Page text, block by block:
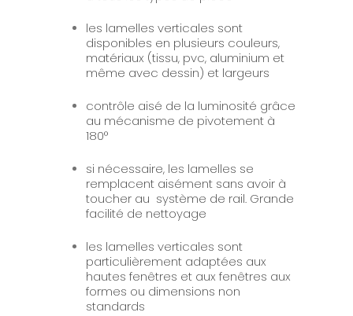
les lamelles verticales sont
disponibles en plusieurs couleurs,
matériaux (tissu, pvc, aluminium et
même avec dessin) et largeurs
contrôle aisé de la luminosité grâce
au mécanisme de pivotement à
180°
si nécessaire, les lamelles se
remplacent aisément sans avoir à
toucher au système de rail. Grande
facilité de nettoyage
les lamelles verticales sont
particulièrement adaptées aux
hautes fenêtres et aux fenêtres aux
formes ou dimensions non
standards